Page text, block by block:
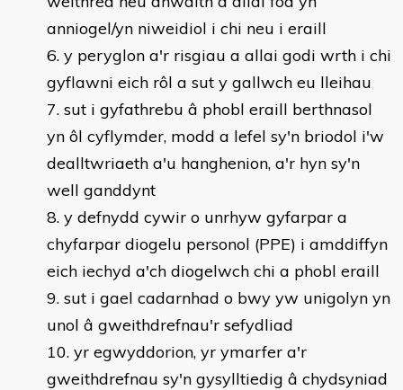
anniogel/yn niweidiol i chi neu i eraill
y peryglon a'r risgiau a allai godi wrth i chi
gyflawni eich rôl a sut y gallwch eu lleihau
sut i gyfathrebu â phobl eraill berthnasol
yn ôl cyflymder, modd a lefel sy'n briodol i'w
dealltwriaeth a'u hanghenion, a'r hyn sy'n
well ganddynt
y defnydd cywir o unrhyw gyfarpar a
chyfarpar diogelu personol (PPE) i amddiffyn
eich iechyd a'ch diogelwch chi a phobl eraill
sut i gael cadarnhad o bwy yw unigolyn yn
unol â gweithdrefnau'r sefydliad
yr egwyddorion, yr ymarfer a'r
gweithdrefnau sy'n gysylltiedig â chydsyniad